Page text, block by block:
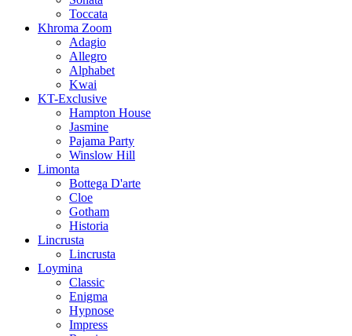
Toccata
Khroma Zoom
Adagio
Allegro
Alphabet
Kwai
KT-Exclusive
Hampton House
Jasmine
Pajama Party
Winslow Hill
Limonta
Bottega D'arte
Cloe
Gotham
Historia
Lincrusta
Lincrusta
Loymina
Classic
Enigma
Hypnose
Impress